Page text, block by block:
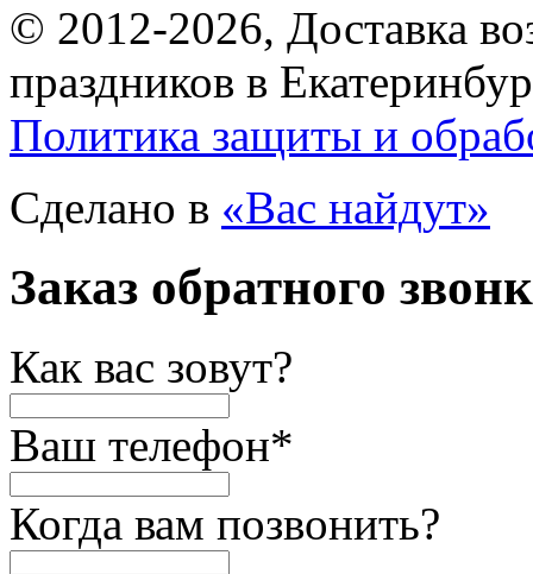
© 2012-2026, Доставка
праздников в
Политика защиты и
Сделано в «Вас найдут»
Заказ обратного
Как вас зовут?
Ваш телефон*
Когда вам позвонить?